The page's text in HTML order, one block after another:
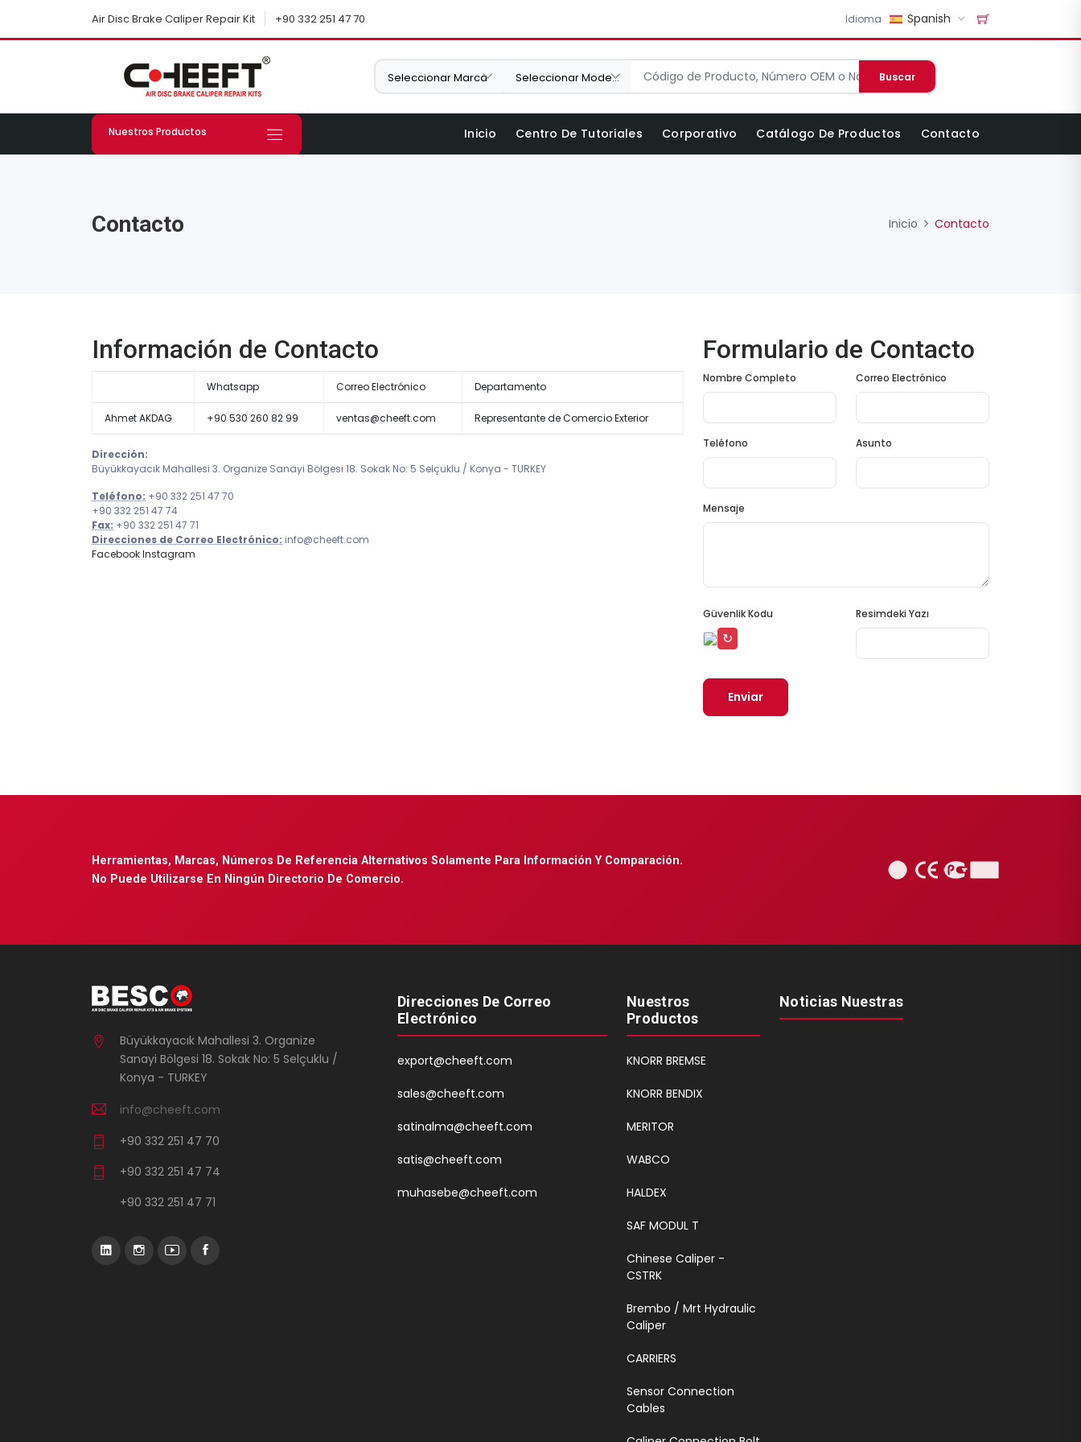
Air Disc Brake Caliper Repair Kit +90 332 251 47 70 Idioma Spanish
Buscar
Nuestros Productos Inicio Centro De Tutoriales Corporativo Catálogo De Productos Contacto
Contacto Inicio Contacto
Información de Contacto
Whatsapp Correo Electrónico Departamento
Ahmet AKDAG +90 530 260 82 99 ventas@cheeft.com Representante de Comercio Exterior
Dirección:
Büyükkayacık Mahallesi 3. Organize Sanayi Bölgesi 18. Sokak No: 5 Selçuklu / Konya - TURKEY
Teléfono: +90 332 251 47 70
+90 332 251 47 74
Fax: +90 332 251 47 71
Direcciones de Correo Electrónico: info@cheeft.com
FacebookInstagram
Formulario de Contacto
Nombre Completo Correo Electrónico
Teléfono Asunto
Mensaje
Güvenlik Kodu
↻
Resimdeki Yazı
Enviar
Herramientas, Marcas, Números De Referencia Alternativos Solamente Para Información Y Comparación.
No Puede Utilizarse En Ningún Directorio De Comercio.
Büyükkayacık Mahallesi 3. Organize
Sanayi Bölgesi 18. Sokak No: 5 Selçuklu /
Konya - TURKEY
info@cheeft.com
+90 332 251 47 70
+90 332 251 47 74
+90 332 251 47 71
Direcciones De Correo
Electrónico
export@cheeft.com
sales@cheeft.com
satinalma@cheeft.com
satis@cheeft.com
muhasebe@cheeft.com
Nuestros
Productos
KNORR BREMSE
KNORR BENDIX
MERITOR
WABCO
HALDEX
SAF MODUL T
Chinese Caliper -
CSTRK
Brembo / Mrt Hydraulic
Caliper
CARRIERS
Sensor Connection
Cables
Noticias Nuestras